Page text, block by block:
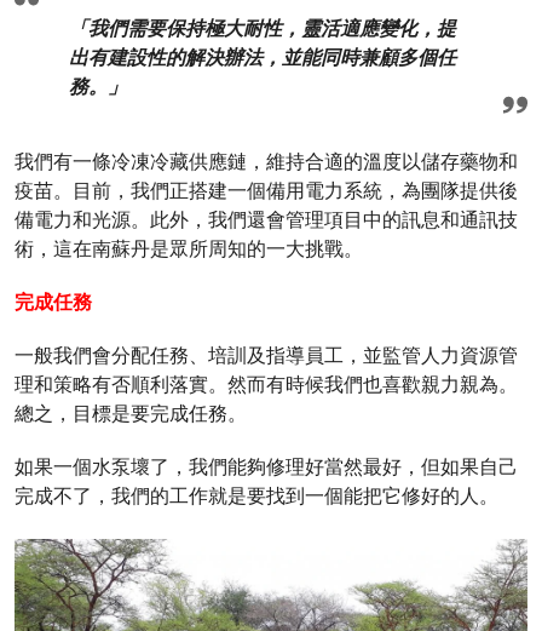
「我們需要保持極大耐性，靈活適應變化，提
出有建設性的解決辦法，並能同時兼顧多個任
務。」
我們有一條冷凍冷藏供應鏈，維持合適的溫度以儲存藥物和
疫苗。目前，我們正搭建一個備用電力系統，為團隊提供後
備電力和光源。此外，我們還會管理項目中的訊息和通訊技
術，這在南蘇丹是眾所周知的一大挑戰。
完成任務
一般我們會分配任務、培訓及指導員工，並監管人力資源管
理和策略有否順利落實。然而有時候我們也喜歡親力親為。
總之，目標是要完成任務。
如果一個水泵壞了，我們能夠修理好當然最好，但如果自己
完成不了，我們的工作就是要找到一個能把它修好的人。